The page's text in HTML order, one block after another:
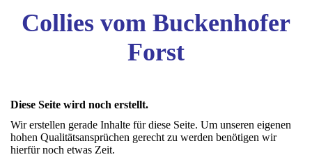
Collies vom Buckenhofer
Forst
Diese Seite wird noch erstellt.
Wir erstellen gerade Inhalte für diese Seite. Um unseren eigenen
hohen Qualitätsansprüchen gerecht zu werden benötigen wir
hierfür noch etwas Zeit.